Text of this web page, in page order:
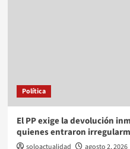
Política
El PP exige la devolución
quienes entraron